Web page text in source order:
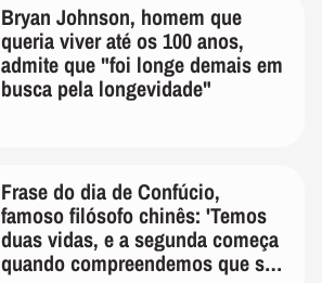
Bryan Johnson, homem que
queria viver até os 100 anos,
admite que "foi longe demais em
busca pela longevidade"
Frase do dia de Confúcio,
famoso filósofo chinês: 'Temos
duas vidas, e a segunda começa
quando compreendemos que só